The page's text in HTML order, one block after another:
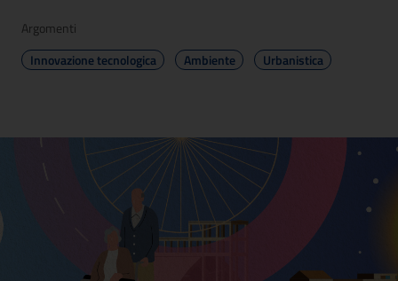
Argomenti
Innovazione tecnologica
Ambiente Urbanistica